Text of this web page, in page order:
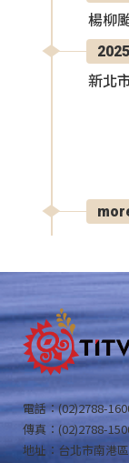
楊柳
2025
新北
電話：(02)2788-
傳真：(02)2788-
地址：台北市南港